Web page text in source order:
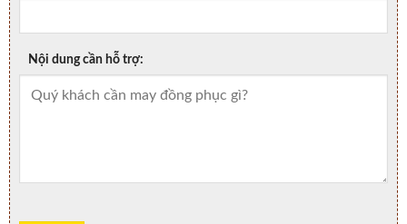
Nội dung cần hỗ trợ: